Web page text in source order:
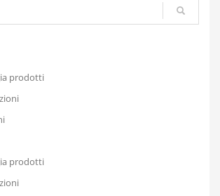
prodotti
prodotti